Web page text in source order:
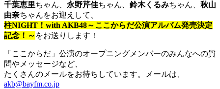
千葉恵里ちゃん、 永野芹佳ちゃん、 鈴木くるみちゃん、 秋山
由奈ちゃんをお迎えして、
柱NIGHT！with AKB48～ここからだ公演アルバム発売決定
記念！～ をお送りします！
「ここからだ」公演のオープニングメンバーのみんなへの質
問やメッセージなど、
たくさんのメールをお待ちしています。メールは、
akb@bayfm.co.jp